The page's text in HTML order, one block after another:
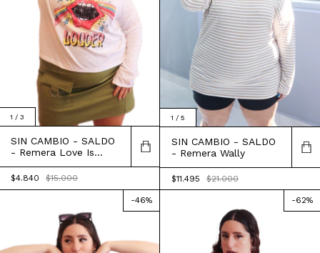
1 / 3
SIN CAMBIO - SALDO
- Remera Love Is
Louder
$4.840 $15.000
1 / 5
SIN CAMBIO - SALDO
- Remera Wally
$11.495 $21.000
-46% -62%